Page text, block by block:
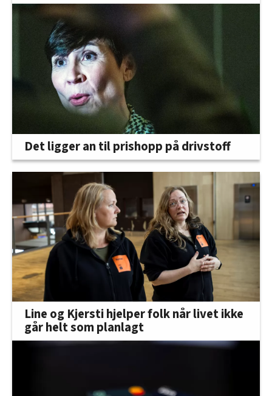
Det ligger an til prishopp på drivstoff
Line og Kjersti hjelper folk når livet ikke
går helt som planlagt